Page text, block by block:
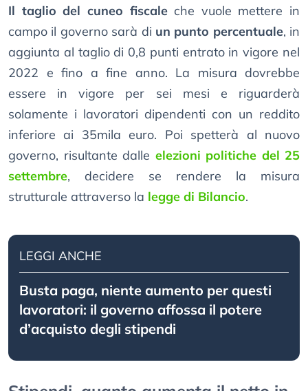
Il taglio del cuneo fiscaleche vuole mettere in
campo il governo sarà di un punto percentuale, in
aggiunta al taglio di 0,8 punti entrato in vigore nel
2022 e fino a fine anno. La misura dovrebbe
essere in vigore per sei mesi e riguarderà
solamente i lavoratori dipendenti con un reddito
inferiore ai 35mila euro. Poi spetterà al nuovo
governo, risultante dalle elezioni politiche del 25
settembre, decidere se rendere la misura
strutturale attraverso la legge di Bilancio.
LEGGI ANCHE
Busta paga, niente aumento per questi
lavoratori: il governo affossa il potere
d’acquisto degli stipendi